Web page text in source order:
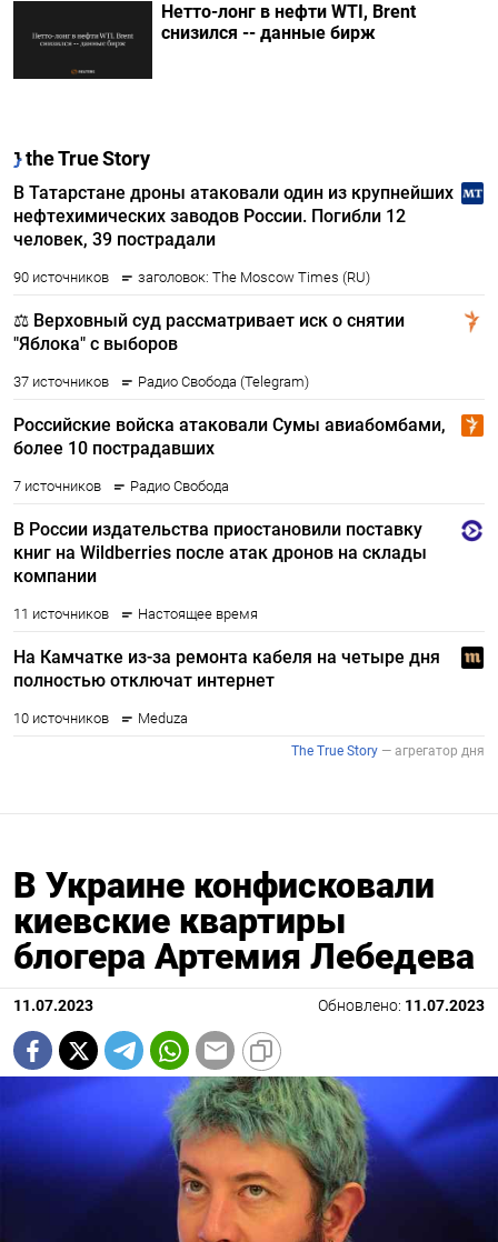
Нетто-лонг в нефти WTI, Brent
снизился -- данные бирж
В Украине конфисковали
киевские квартиры
блогера Артемия Лебедева
11.07.2023 Обновлено: 11.07.2023